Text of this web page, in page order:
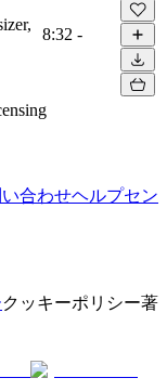
8:32 -
合わせヘルプセン
クッキーポリシー著